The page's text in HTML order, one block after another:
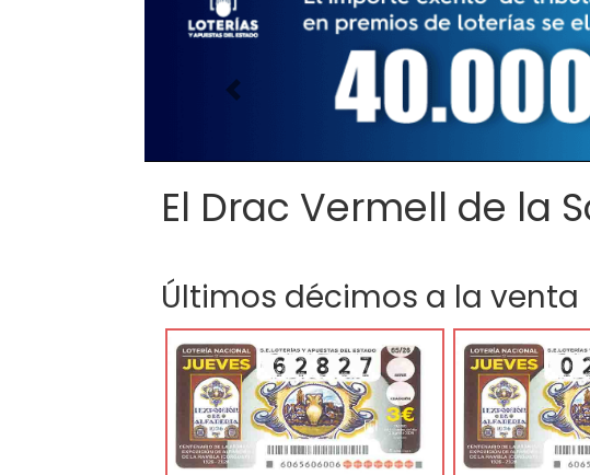
Imagen anterior
El Drac Vermell de la
Últimos décimos a la venta